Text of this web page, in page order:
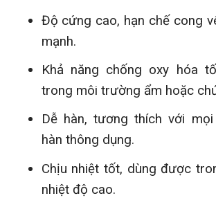
Độ cứng cao, hạn chế cong
mạnh.
Khả năng chống oxy hóa
trong môi trường ẩm hoặc
Dễ hàn, tương thích với
hàn thông dụng.
Chịu nhiệt tốt, dùng được
nhiệt độ cao.